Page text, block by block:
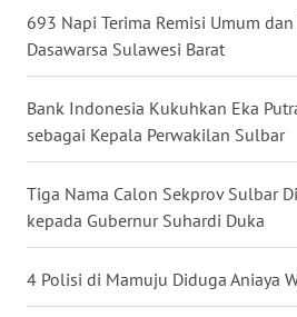
693 Napi Terima Remisi Umum
Dasawarsa Sulawesi Barat
Bank Indonesia Kukuhkan Eka
sebagai Kepala Perwakilan Sulbar
Tiga Nama Calon Sekprov Sulbar
kepada Gubernur Suhardi Duka
4 Polisi di Mamuju Diduga Aniaya
WN
BABEL
WN
SUMBAR
WN
SUMSEL
WN